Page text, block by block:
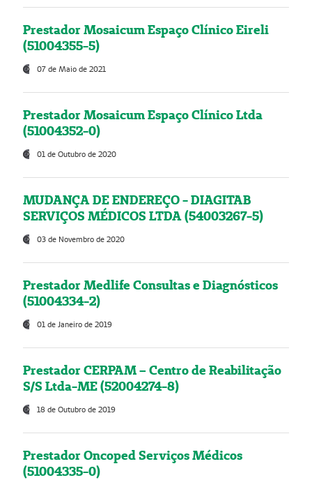
Prestador Mosaicum Espaço Clínico Eireli
(51004355-5)
07 de Maio de 2021
Prestador Mosaicum Espaço Clínico Ltda
(51004352-0)
01 de Outubro de 2020
MUDANÇA DE ENDEREÇO - DIAGITAB
SERVIÇOS MÉDICOS LTDA (54003267-5)
03 de Novembro de 2020
Prestador Medlife Consultas e Diagnósticos
(51004334-2)
01 de Janeiro de 2019
Prestador CERPAM – Centro de Reabilitação
S/S Ltda-ME (52004274-8)
18 de Outubro de 2019
Prestador Oncoped Serviços Médicos
(51004335-0)